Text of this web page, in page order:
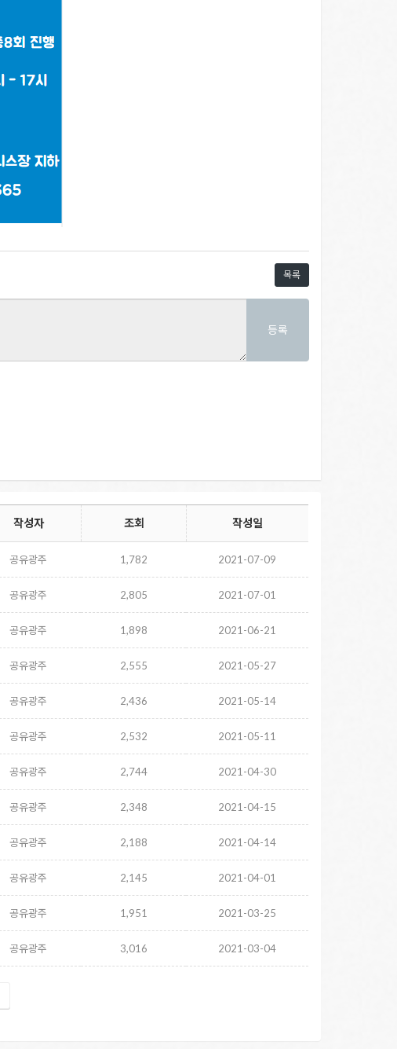
목록
등록
작성자 조회 작성일
공유광주 1,782 2021-07-09
공유광주 2,805 2021-07-01
공유광주 1,898 2021-06-21
공유광주 2,555 2021-05-27
공유광주 2,436 2021-05-14
공유광주 2,532 2021-05-11
공유광주 2,744 2021-04-30
공유광주 2,348 2021-04-15
공유광주 2,188 2021-04-14
공유광주 2,145 2021-04-01
공유광주 1,951 2021-03-25
공유광주 3,016 2021-03-04